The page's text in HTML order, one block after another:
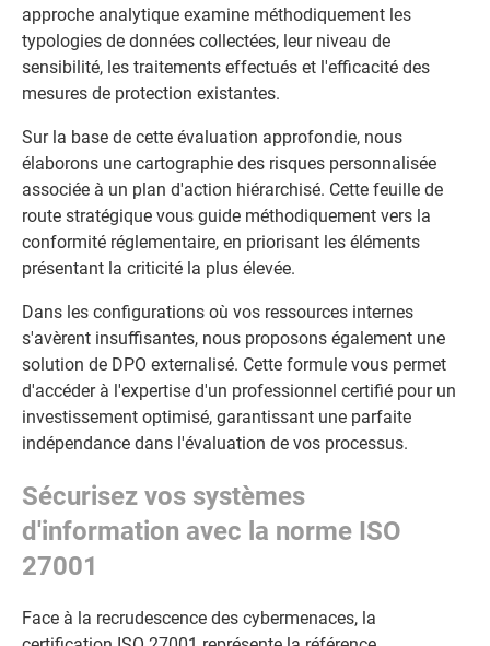
approche analytique examine méthodiquement les
typologies de données collectées, leur niveau de
sensibilité, les traitements effectués et l'efficacité des
mesures de protection existantes.
Sur la base de cette évaluation approfondie, nous
élaborons une cartographie des risques personnalisée
associée à un plan d'action hiérarchisé. Cette feuille de
route stratégique vous guide méthodiquement vers la
conformité réglementaire, en priorisant les éléments
présentant la criticité la plus élevée.
Dans les configurations où vos ressources internes
s'avèrent insuffisantes, nous proposons également une
solution de DPO externalisé. Cette formule vous permet
d'accéder à l'expertise d'un professionnel certifié pour un
investissement optimisé, garantissant une parfaite
indépendance dans l'évaluation de vos processus.
Sécurisez vos systèmes
d'information avec la norme ISO
27001
Face à la recrudescence des cybermenaces, la